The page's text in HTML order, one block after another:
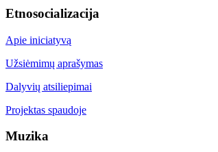
Etnosocializacija
Apie iniciatyvą
Užsiėmimų aprašymas
Dalyvių atsiliepimai
Projektas spaudoje
Muzika